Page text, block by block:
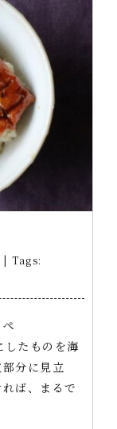
| Tags:
したものを海
分に見立
ば、まるで